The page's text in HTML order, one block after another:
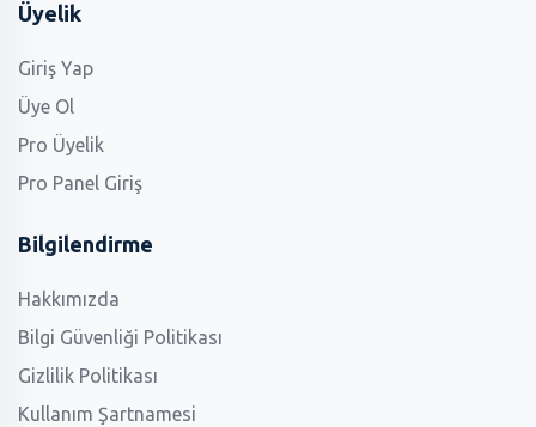
Üyelik
Giriş Yap
Üye Ol
Pro Üyelik
Pro Panel Giriş
Bilgilendirme
Hakkımızda
Bilgi Güvenliği Politikası
Gizlilik Politikası
Kullanım Şartnamesi